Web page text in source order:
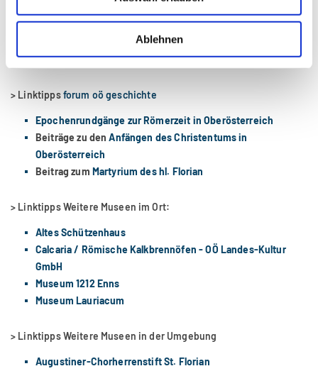
Ablehnen
> LinktippDer römische Limes in Österreich
> Linktippsforum oö geschichte
Epochenrundgänge zur Römerzeit in Oberösterreich
Beiträge zu denAnfängen des Christentums in
Oberösterreich
Beitrag zum Martyrium des hl. Florian
> Linktipps Weitere Museen im Ort:
Altes Schützenhaus
Calcaria / Römische Kalkbrennöfen - OÖ Landes-Kultur
GmbH
Museum 1212 Enns
Museum Lauriacum
> Linktipps Weitere Museen in der Umgebung
Augustiner-Chorherrenstift St. Florian